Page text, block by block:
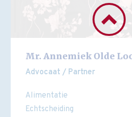
Mr. Annemiek Olde
Advocaat / Partner
Alimentatie
Echtscheiding